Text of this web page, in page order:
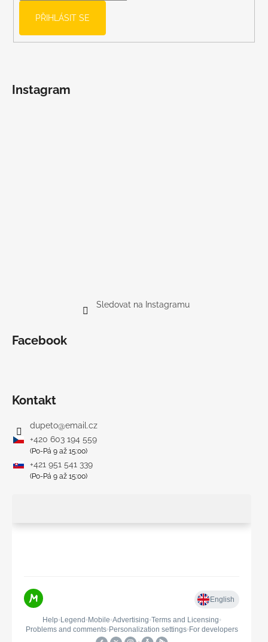
PŘIHLÁSIT SE
Instagram
Sledovat na Instagramu
Facebook
Kontakt
dupeto@email.cz
+420 603 194 559
(Po-Pá 9 až 15:00)
+421 951 541 339
(Po-Pá 9 až 15:00)